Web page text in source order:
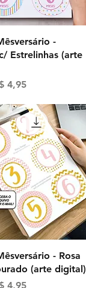
rápida
-
Estrelinhas (arte
promocional
4,95
rápida- Rosa
(arte digital)
promocional
4,95